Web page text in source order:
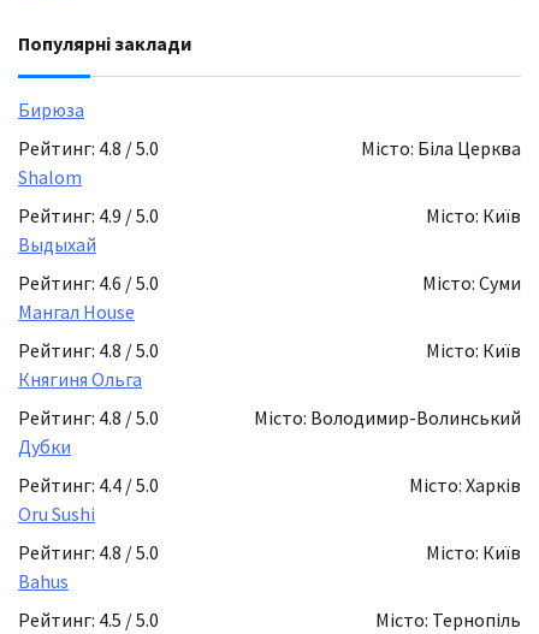
Популярні заклади
Бирюза
Рейтинг: 4.8 / 5.0
Місто: Біла Церква
Shalom
Рейтинг: 4.9 / 5.0
Місто: Київ
Выдыхай
Рейтинг: 4.6 / 5.0
Місто: Суми
Мангал House
Рейтинг: 4.8 / 5.0
Місто: Київ
Княгиня Ольга
Рейтинг: 4.8 / 5.0
Місто: Володимир-Волинський
Дубки
Рейтинг: 4.4 / 5.0
Місто: Харків
Oru Sushi
Рейтинг: 4.8 / 5.0
Місто: Київ
Bahus
Рейтинг: 4.5 / 5.0
Місто: Тернопіль